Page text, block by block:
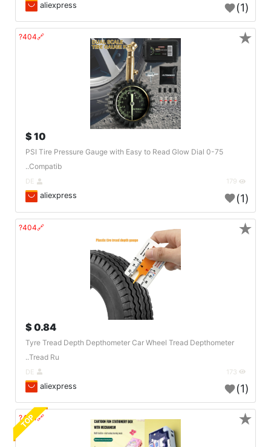
aliexpress (1)
🔗404?
10 $
0-75 PSI Tire Pressure Gauge with Easy to Read Glow Dial
Compatib..
aliexpress (1)
★
🔗404?
0.84 $
Tyre Tread Depth Depthometer Car Wheel Tread Depthometer
Tread Ru..
aliexpress (1)
★
🔗404?
TOP ★